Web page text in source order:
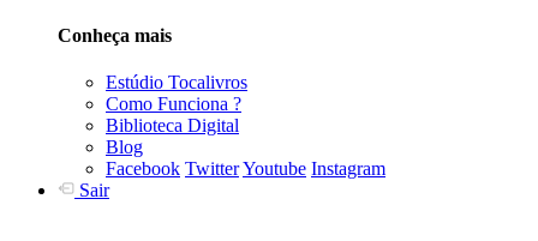
Conheça mais
Estúdio Tocalivros
Como Funciona ?
Biblioteca Digital
Blog
Facebook TwitterYoutube Instagram
Sair